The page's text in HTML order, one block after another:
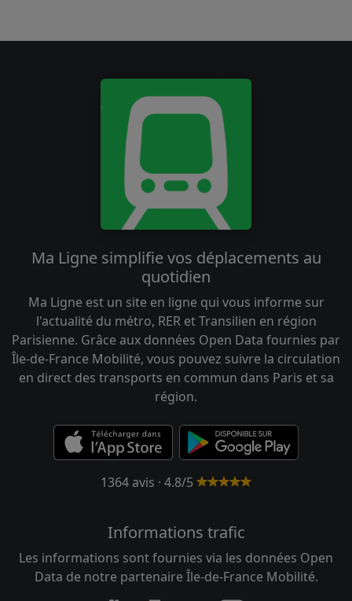
Ma Ligne simplifie vos déplacements au
quotidien
Ma Ligne est un site en ligne qui vous informe sur
l'actualité du métro, RER et Transilien en région
Parisienne. Grâce aux données Open Data fournies par
Île-de-France Mobilité, vous pouvez suivre la circulation
en direct des transports en commun dans Paris et sa
région.
1364 avis · 4.8/5
Informations trafic
Les informations sont fournies via les données Open
Data de notre partenaire Île-de-France Mobilité.